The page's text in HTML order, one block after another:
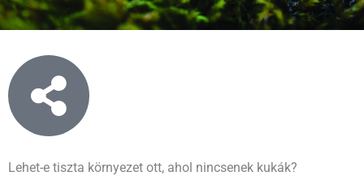
Lehet-e tiszta környezet ott, ahol nincsenek kukák?